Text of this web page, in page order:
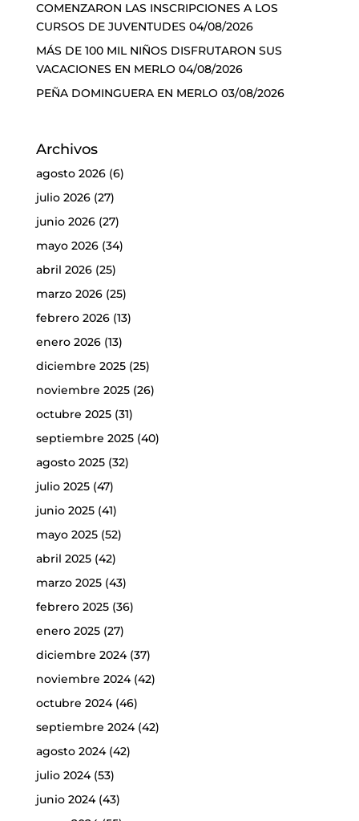
COMENZARON LAS INSCRIPCIONES A LOS
CURSOS DE JUVENTUDES 04/08/2026
MÁS DE 100 MIL NIÑOS DISFRUTARON SUS
VACACIONES EN MERLO 04/08/2026
PEÑA DOMINGUERA EN MERLO 03/08/2026
Archivos
agosto 2026(6)
julio 2026(27)
junio 2026(27)
mayo 2026(34)
abril 2026(25)
marzo 2026(25)
febrero 2026(13)
enero 2026(13)
diciembre 2025(25)
noviembre 2025(26)
octubre 2025(31)
septiembre 2025(40)
agosto 2025(32)
julio 2025(47)
junio 2025(41)
mayo 2025(52)
abril 2025(42)
marzo 2025(43)
febrero 2025(36)
enero 2025(27)
diciembre 2024(37)
noviembre 2024(42)
octubre 2024(46)
septiembre 2024(42)
agosto 2024(42)
julio 2024(53)
junio 2024(43)